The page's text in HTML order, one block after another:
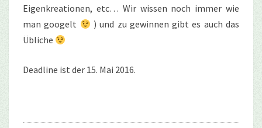
Eigenkreationen, etc… Wir wissen noch immer wie
man googelt
) und zu gewinnen gibt es auch das
Übliche
Deadline ist der 15. Mai 2016.